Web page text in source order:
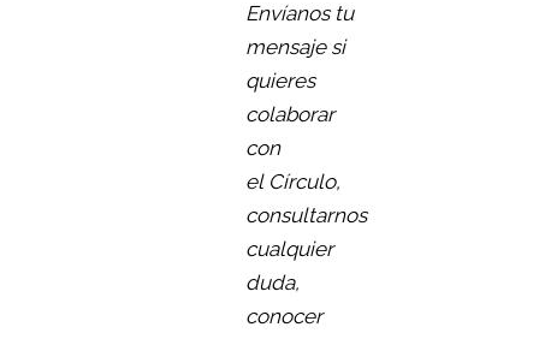
Envíanos tu
mensaje si
quieres
colaborar
con
el Círculo,
consultarnos
cualquier
duda,
conocer